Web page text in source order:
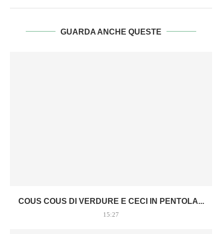
GUARDA ANCHE QUESTE
COUS COUS DI VERDURE E CECI IN PENTOLA...
15:27